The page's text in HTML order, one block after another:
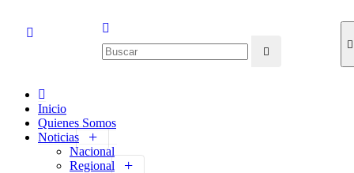
Inicio
Quienes Somos
Noticias
Nacional
Regional